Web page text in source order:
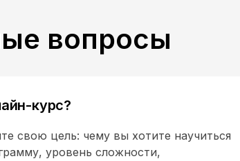
вопросы
курс?
свою цель: чему вы хотите научиться
уровень сложности,